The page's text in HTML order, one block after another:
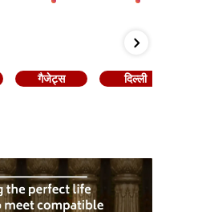
गैजेट्स दिल्ली